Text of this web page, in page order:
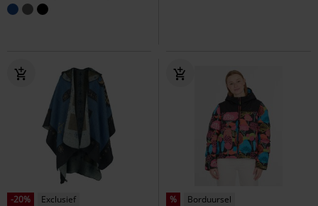
-20%
Exclusief
% Borduursel